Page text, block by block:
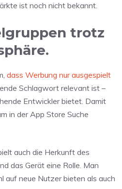
ist noch nicht bekannt.
trotz
dass Werbung nur ausgespielt
Schlagwort relevant ist –
Entwickler bietet. Damit
in der App Store Suche
auch die Herkunft des
das Gerät eine Rolle. Man
auf neue Nutzer bieten als auch